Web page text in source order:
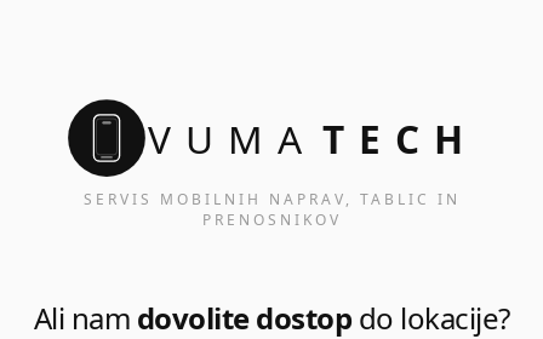
VUMA TECH
SERVIS MOBILNIH NAPRAV, TABLIC IN
PRENOSNIKOV
Ali nam dovolite dostop do lokacije?